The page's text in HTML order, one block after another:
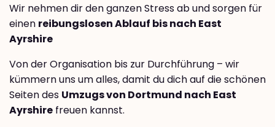
Wir nehmen dir den ganzen Stress ab und sorgen für
einen reibungslosen Ablauf bis nach East
Ayrshire
Von der Organisation bis zur Durchführung – wir
kümmern uns um alles, damit du dich auf die schönen
Seiten des Umzugs von Dortmund nach East
Ayrshire freuen kannst.